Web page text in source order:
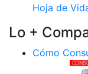
Hoja de
Lo +
Cómo